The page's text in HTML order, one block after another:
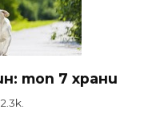
топ 7 храни
2.3k.